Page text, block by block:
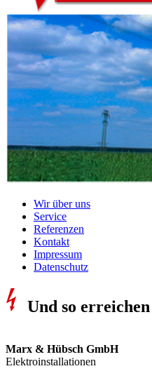
Wir über uns
Service
Referenzen
Kontakt
Impressum
Datenschutz
Und so erreichen
Marx & Hübsch GmbH
Elektroinstallationen